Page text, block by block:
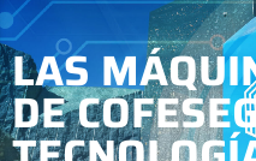
LAS
DE